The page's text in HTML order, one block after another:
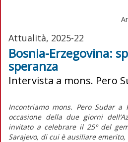
Attualità, 2025-22
Bosnia-Erzegovina:
speranza
Intervista a mons. Pero
Incontriamo mons. Pero Sudar
occasione della due giorni
invitato a celebrare il 25° del
Sarajevo, di cui è ausiliare emerito,